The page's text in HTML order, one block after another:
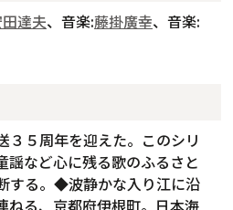
達夫、音楽:藤掛廣幸、音楽:
３５周年を迎えた。このシリ
謡など心に残る歌のふるさと
する。◆波静かな入り江に沿
ねる、京都府伊根町。日本海